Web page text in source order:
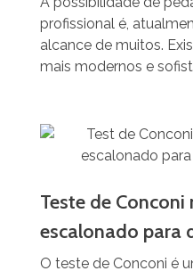
profissional é,
alcance de muitos.
mais modernos e
Teste de
escalonado para
O teste de Conconi é